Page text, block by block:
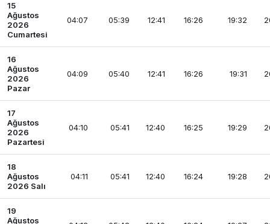
15
Ağustos
2026
Cumartesi
04:07 05:39 12:41 16:26 19:32
16
Ağustos
2026
Pazar
04:09 05:40 12:41 16:26 19:31
17
Ağustos
2026
Pazartesi
04:10 05:41 12:40 16:25 19:29
18
Ağustos
2026 Salı
04:11 05:41 12:40 16:24 19:28
19
Ağustos